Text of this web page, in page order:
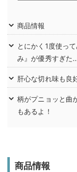
商品情報
とにかく1度使っ
み』が優秀すぎた…
肝心な切れ味も良
柄がプニョッと曲
もあるよ！
商品情報